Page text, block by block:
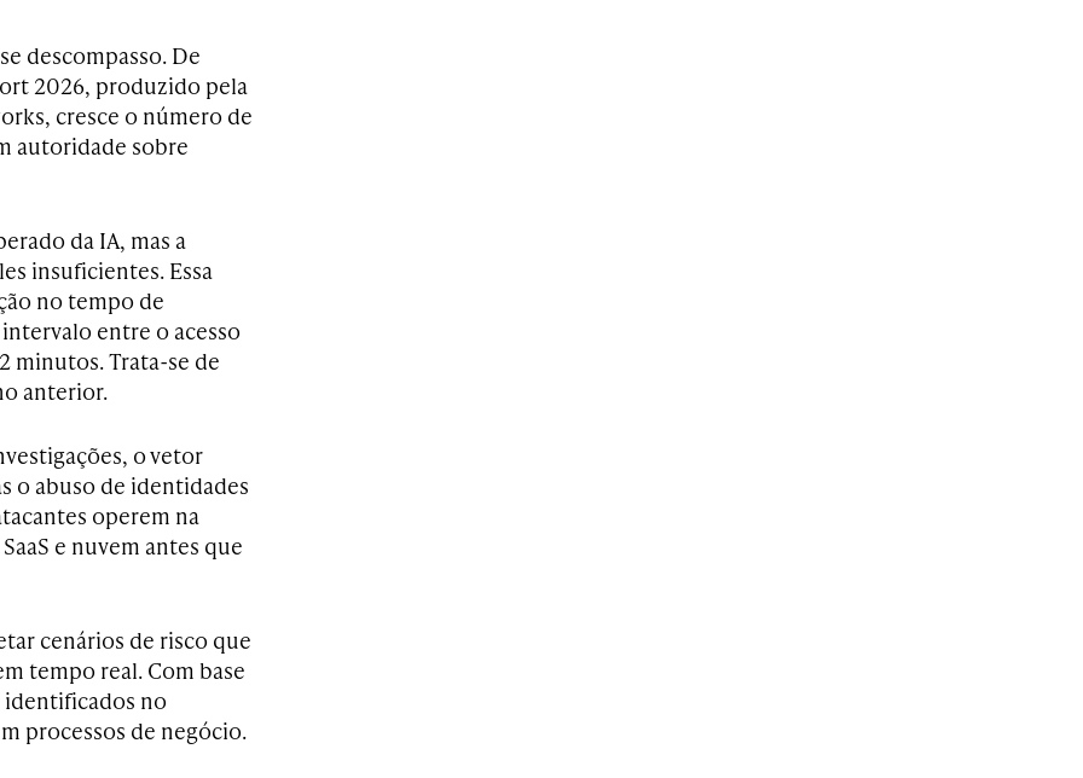
descompasso. De
2026, produzido pela
cresce o número de
autoridade sobre
da IA, mas a
insuficientes. Essa
no tempo de
entre o acesso
minutos. Trata-se de
anterior.
o vetor
o abuso de identidades
operem na
e nuvem antes que
cenários de risco que
tempo real. Com base
identificados no
processos de negócio.